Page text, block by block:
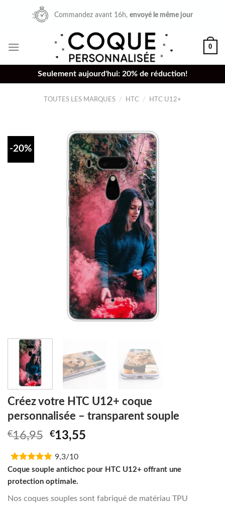
Commandez avant 16h,envoyé le même jour
0
Seulement aujourd'hui: 20% de réduction!
TOUTES LES MARQUES / HTC / HTC U12+
-20%
Créez votre HTC U12+ coque
personnalisée – transparent souple
€16,95 Original
was:
€16,95.
€13,55
€13,55.
9,3/10
Coque souple antichoc pour HTC U12+ offrant une
protection optimale.
Nos coques souples sont fabriqué de matériau TPU